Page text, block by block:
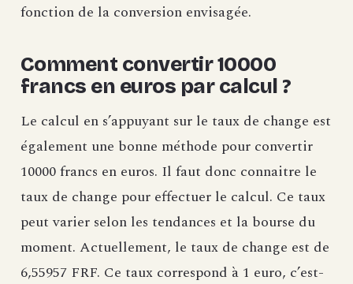
fonction de la conversion envisagée.
Comment convertir 10000
francs en euros par calcul ?
Le calcul en s’appuyant sur le taux de change est
également une bonne méthode pour convertir
10000 francs en euros. Il faut donc connaitre le
taux de change pour effectuer le calcul. Ce taux
peut varier selon les tendances et la bourse du
moment. Actuellement, le taux de change est de
6,55957 FRF. Ce taux correspond à 1 euro, c’est-